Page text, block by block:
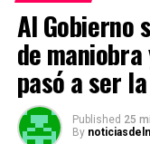
Al Gobierno
de
pasó a ser
Published 25
By